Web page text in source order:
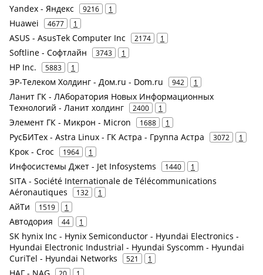
Yandex - Яндекс 9216 1
Huawei 4677 1
ASUS - AsusTek Computer Inc 2174 1
Softline - Софтлайн 3743 1
HP Inc. 5883 1
ЭР-Телеком Холдинг - Дом.ru - Dom.ru 942 1
Ланит ГК - ЛАборатория Новых Информационных
Технологий - Ланит холдинг
2400 1
Элемент ГК - Микрон - Micron 1688 1
РусБИТех - Astra Linux - ГК Астра - Группа Астра 3072 1
Крок - Croc 1964 1
Инфосистемы Джет - Jet Infosystems 1440 1
SITA - Société Internationale de Télécommunications
Aéronautiques
132 1
АйТи 1519 1
Автодория 44 1
SK hynix Inc - Hynix Semiconductor - Hyundai Electronics -
Hyundai Electronic Industrial - Hyundai Syscomm - Hyundai
CuriTel - Hyundai Networks
521 1